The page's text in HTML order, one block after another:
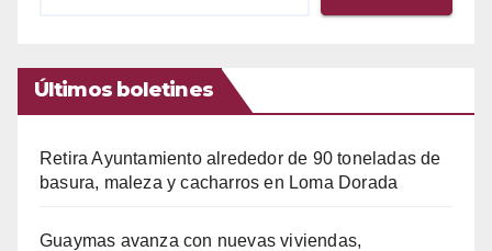
Últimos boletines
Retira Ayuntamiento alrededor de 90 toneladas de
basura, maleza y cacharros en Loma Dorada
Guaymas avanza con nuevas viviendas,